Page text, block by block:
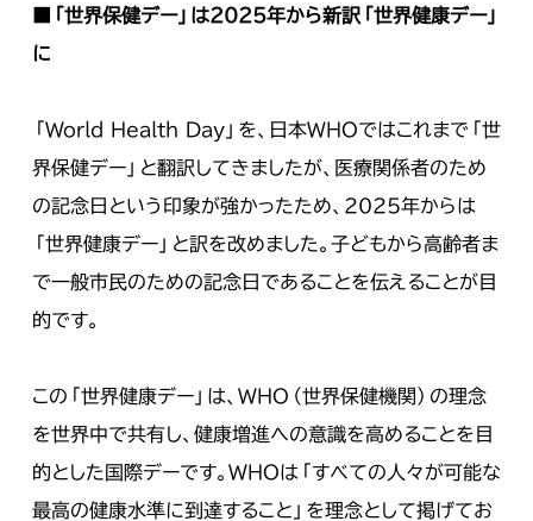
■「世界保健デー」は2025年から新訳「世界健康デー」
に
「World Health Day」を、日本WHOではこれまで「世
界保健デー」と翻訳してきましたが、医療関係者のため
の記念日という印象が強かったため、2025年からは
「世界健康デー」と訳を改めました。子どもから高齢者ま
で一般市民のための記念日であることを伝えることが目
的です。
この「世界健康デー」は、WHO（世界保健機関）の理念
を世界中で共有し、健康増進への意識を高めることを目
的とした国際デーです。WHOは「すべての人々が可能な
最高の健康水準に到達すること」を理念として掲げてお